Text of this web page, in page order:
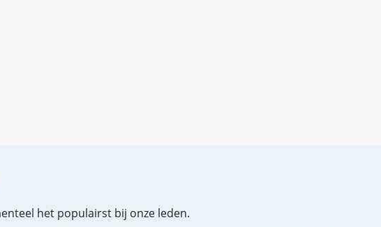
het populairst bij onze leden.